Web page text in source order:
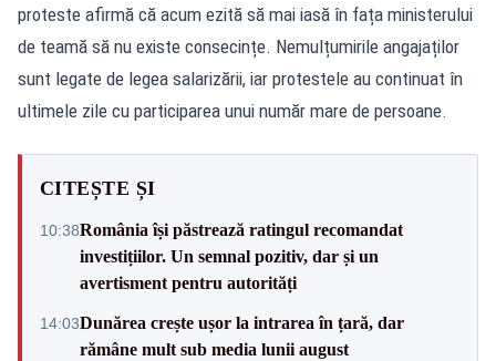
proteste afirmă că acum ezită să mai iasă în fața ministerului
de teamă să nu existe consecințe. Nemulțumirile angajaților
sunt legate de legea salarizării, iar protestele au continuat în
ultimele zile cu participarea unui număr mare de persoane.
CITEȘTE ȘI
10:38România își păstrează ratingul recomandat
investițiilor. Un semnal pozitiv, dar și un
avertisment pentru autorități
14:03Dunărea crește ușor la intrarea în țară, dar
rămâne mult sub media lunii august